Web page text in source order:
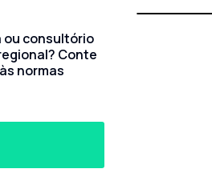
ou consultório
Conte
normas